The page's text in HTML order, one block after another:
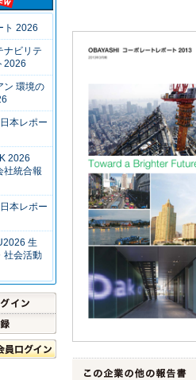
ト 2026
ナビリテ
2026
ン 環境の
本レポー
2026
社統合報
本レポー
生
社会活動